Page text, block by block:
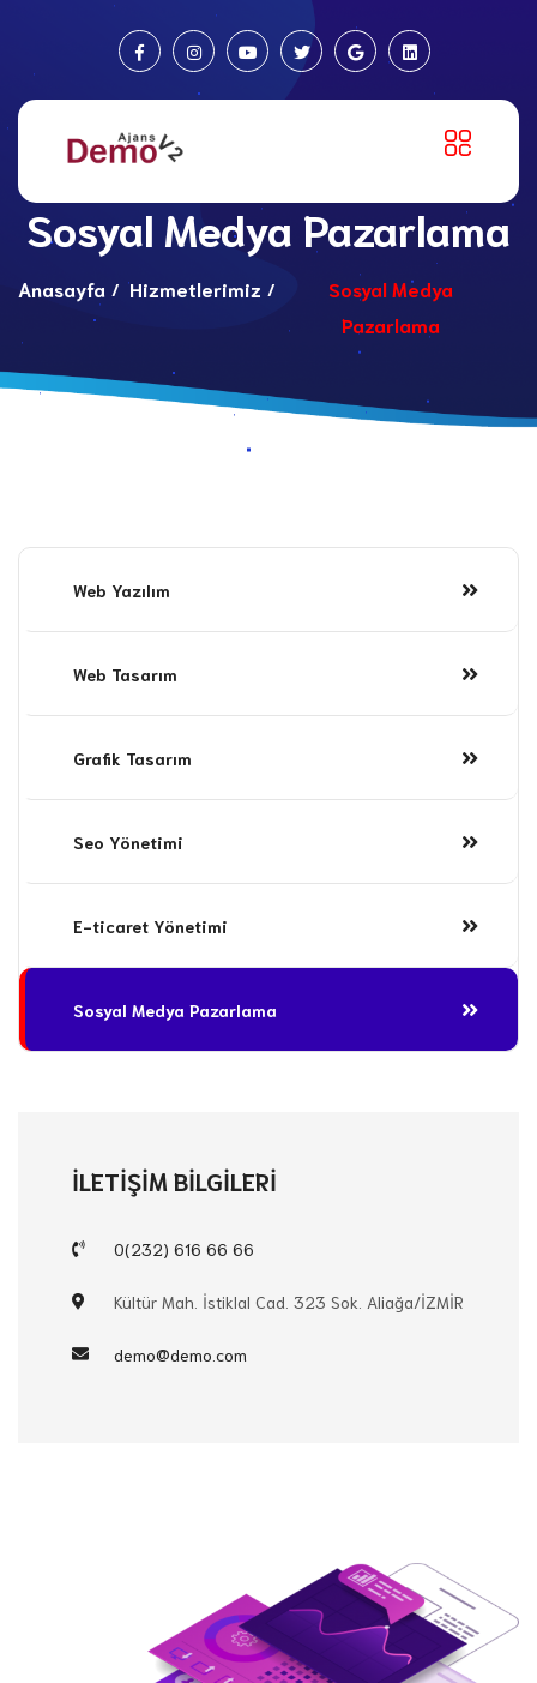
Sosyal Medya Pazarlama
Anasayfa Hizmetlerimiz
Sosyal Medya
Pazarlama
Web Yazılım
Web Tasarım
Grafik Tasarım
Seo Yönetimi
E-ticaret Yönetimi
Sosyal Medya Pazarlama
İLETİŞİM BİLGİLERİ
0(232) 616 66 66
Kültür Mah. İstiklal Cad. 323 Sok. Aliağa/İZMİR
demo@demo.com